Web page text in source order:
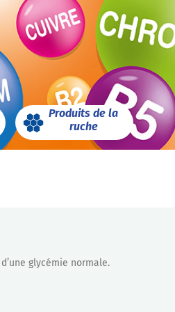
Produits de la
ruche
glycémie normale.